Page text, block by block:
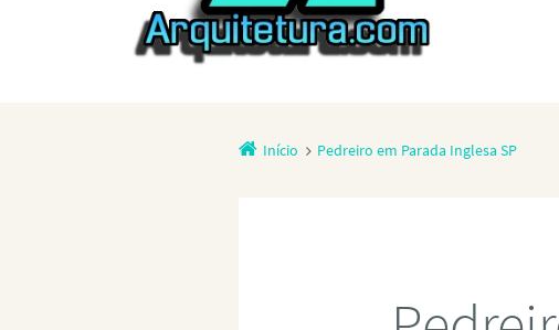
Início Pedreiro em Parada Inglesa SP